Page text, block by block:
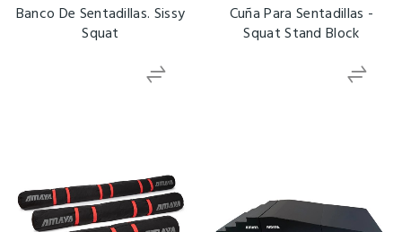
Banco De Sentadillas. Sissy
Squat
Cuña Para Sentadillas -
Squat Stand Block